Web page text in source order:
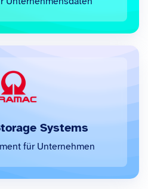
Systems
für Unternehmen